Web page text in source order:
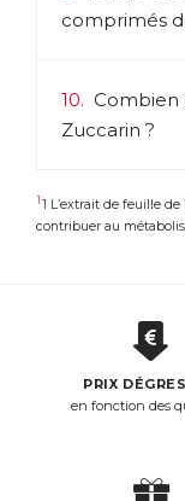
comprimés
10. Combien
Zuccarin ?
1 1 L’extrait de feuille
contribuer au
PRIX
en fonction des